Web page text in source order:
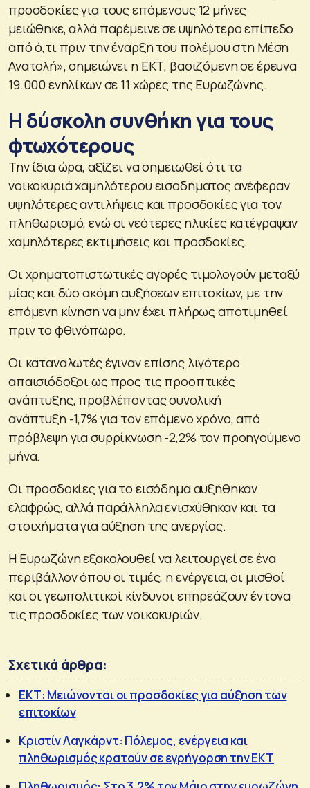
προσδοκίες για τους επόμενους 12 μήνες
μειώθηκε, αλλά παρέμεινε σε υψηλότερο επίπεδο
από ό,τι πριν την έναρξη του πολέμου στη Μέση
Ανατολή», σημειώνει η ΕΚΤ, βασιζόμενη σε έρευνα
19.000 ενηλίκων σε 11 χώρες της Ευρωζώνης.
Η δύσκολη συνθήκη για τους
φτωχότερους
Την ίδια ώρα, αξίζει να σημειωθεί ότι τα
νοικοκυριά χαμηλότερου εισοδήματος ανέφεραν
υψηλότερες αντιλήψεις και προσδοκίες για τον
πληθωρισμό, ενώ οι νεότερες ηλικίες κατέγραψαν
χαμηλότερες εκτιμήσεις και προσδοκίες.
Οι χρηματοπιστωτικές αγορές τιμολογούν μεταξύ
μίας και δύο ακόμη αυξήσεων επιτοκίων, με την
επόμενη κίνηση να μην έχει πλήρως αποτιμηθεί
πριν το φθινόπωρο.
Οι καταναλωτές έγιναν επίσης λιγότερο
απαισιόδοξοι ως προς τις προοπτικές
ανάπτυξης, προβλέποντας συνολική
ανάπτυξη -1,7% για τον επόμενο χρόνο, από
πρόβλεψη για συρρίκνωση -2,2% τον προηγούμενο
μήνα.
Οι προσδοκίες για το εισόδημα αυξήθηκαν
ελαφρώς, αλλά παράλληλα ενισχύθηκαν και τα
στοιχήματα για αύξηση της ανεργίας.
Η Ευρωζώνη εξακολουθεί να λειτουργεί σε ένα
περιβάλλον όπου οι τιμές, η ενέργεια, οι μισθοί
και οι γεωπολιτικοί κίνδυνοι επηρεάζουν έντονα
τις προσδοκίες των νοικοκυριών.
Σχετικά άρθρα:
ΕΚΤ: Μειώνονται οι προσδοκίες για αύξηση των
επιτοκίων
Κριστίν Λαγκάρντ: Πόλεμος, ενέργεια και
πληθωρισμός κρατούν σε εγρήγορση την ΕΚΤ